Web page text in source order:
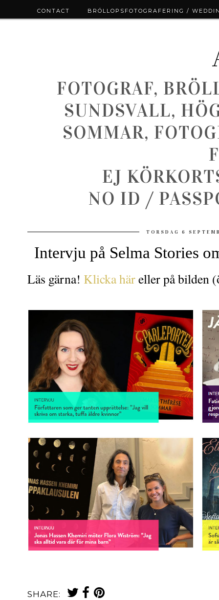
FOTOGRAF,
SUNDSVALL,
SOMMAR,
EJ
NO ID /
TORSDAG 6
Intervju på Selma Stories
Läs gärna! Klicka häreller på bilden
SHARE:
CONTACT BRÖLLOPSFOTOGRAFERING /